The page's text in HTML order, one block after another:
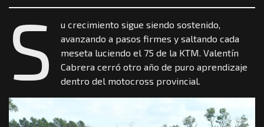
S
u crecimiento sigue siendo sostenido,
avanzando a pasos firmes y saltando cada
meseta luciendo el 75 de la KTM. Valentín
Cabrera cerró otro año de puro aprendizaje
dentro del motocross provincial.